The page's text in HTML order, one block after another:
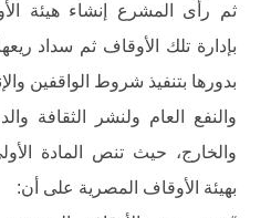
ثم رأى المشرع إنشاء هيئة
بإدارة تلك الأوقاف ثم سداد
بدورها بتنفيذ شروط الواقفين
والنفع العام ولنشر الثقافة
والخارج، حيث تنص المادة
بهيئة الأوقاف المصرية على أن: